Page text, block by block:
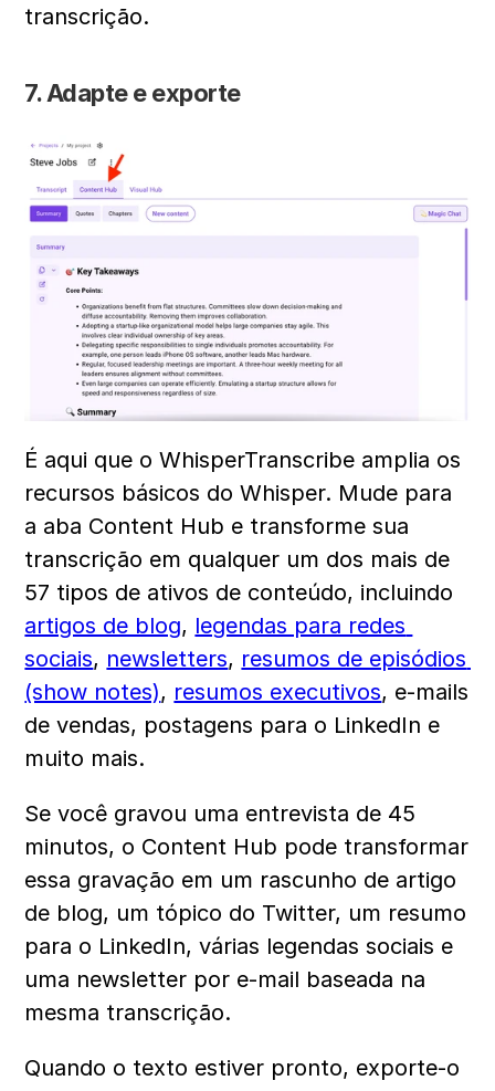
transcrição.
7. Adapte e exporte
É aqui que o WhisperTranscribe amplia os
recursos básicos do Whisper. Mude para
a aba Content Hub e transforme sua
transcrição em qualquer um dos mais de
artigos de blog, legendas para redes
sociais, newsletters, resumos de episódios
(show notes), resumos executivos, e-mails
de vendas, postagens para o LinkedIn e
muito mais.
Se você gravou uma entrevista de 45
minutos, o Content Hub pode transformar
essa gravação em um rascunho de artigo
de blog, um tópico do Twitter, um resumo
para o LinkedIn, várias legendas sociais e
uma newsletter por e-mail baseada na
mesma transcrição.
Quando o texto estiver pronto, exporte-o